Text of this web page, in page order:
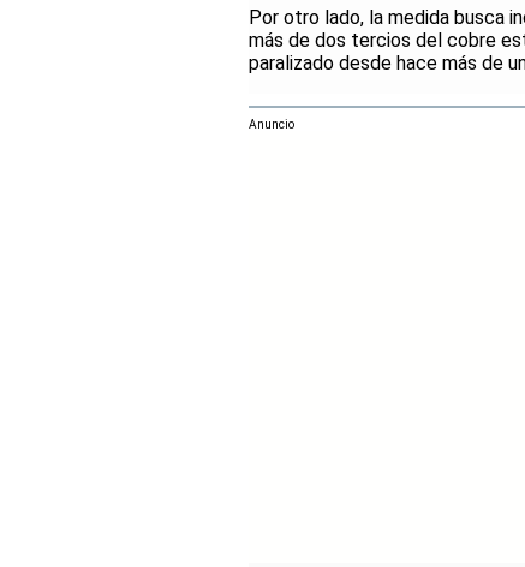
Por otro lado, la medida busca
más de dos tercios del cobre
paralizado desde hace más de
Anuncio